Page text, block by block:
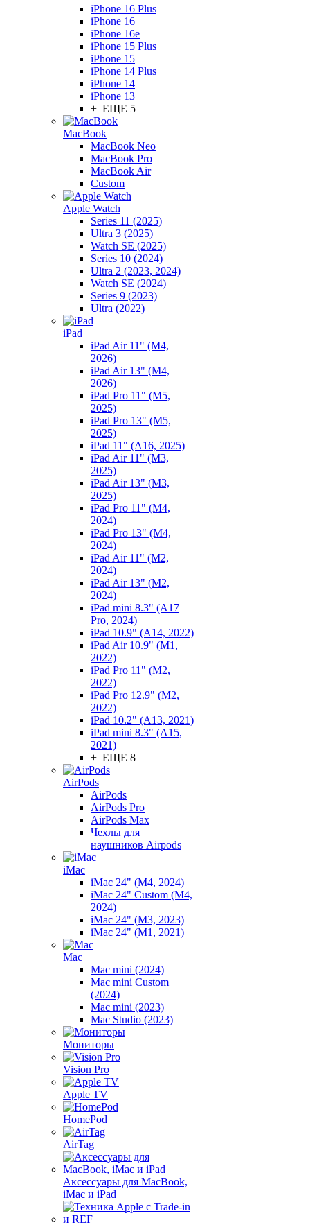
iPhone 16 Plus
iPhone 16
iPhone 16e
iPhone 15 Plus
iPhone 15
iPhone 14 Plus
iPhone 14
iPhone 13
+ ЕЩЕ 5
MacBook
MacBook Neo
MacBook Pro
MacBook Air
Custom
Apple Watch
Series 11 (2025)
Ultra 3 (2025)
Watch SE (2025)
Series 10 (2024)
Ultra 2 (2023, 2024)
Watch SE (2024)
Series 9 (2023)
Ultra (2022)
iPad
iPad Air 11" (M4,
2026)
iPad Air 13" (M4,
2026)
iPad Pro 11" (M5,
2025)
iPad Pro 13" (M5,
2025)
iPad 11" (A16, 2025)
iPad Air 11" (M3,
2025)
iPad Air 13" (M3,
2025)
iPad Pro 11" (M4,
2024)
iPad Pro 13" (M4,
2024)
iPad Air 11" (M2,
2024)
iPad Air 13" (M2,
2024)
iPad mini 8.3" (A17
Pro, 2024)
iPad 10.9" (A14, 2022)
iPad Air 10.9" (M1,
2022)
iPad Pro 11" (M2,
2022)
iPad Pro 12.9" (M2,
2022)
iPad 10.2" (A13, 2021)
iPad mini 8.3" (A15,
2021)
+ ЕЩЕ 8
AirPods
AirPods
AirPods Pro
AirPods Max
Чехлы для
наушников Airpods
iMac
iMac 24" (M4, 2024)
iMac 24" Custom (M4,
2024)
iMac 24" (M3, 2023)
iMac 24" (M1, 2021)
Mac
Mac mini (2024)
Mac mini Custom
(2024)
Mac mini (2023)
Mac Studio (2023)
Мониторы
Vision Pro
Apple TV
HomePod
AirTag
Аксессуары для MacBook,
iMac и iPad